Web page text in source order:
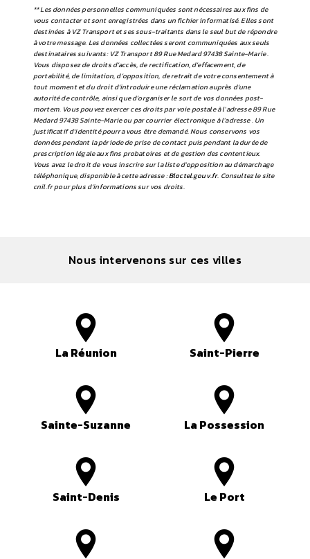
** Les données personnelles communiquées sont nécessaires aux fins de
vous contacter et sont enregistrées dans un fichier informatisé. Elles sont
destinées à VZ Transport et ses sous-traitants dans le seul but de répondre
à votre message. Les données collectées seront communiquées aux seuls
destinataires suivants: VZ Transport 89 Rue Medard 97438 Sainte-Marie .
Vous disposez de droits d’accès, de rectification, d’effacement, de
portabilité, de limitation, d’opposition, de retrait de votre consentement à
tout moment et du droit d’introduire une réclamation auprès d’une
autorité de contrôle, ainsi que d’organiser le sort de vos données post-
mortem. Vous pouvez exercer ces droits par voie postale à l'adresse 89 Rue
Medard 97438 Sainte-Marie ou par courrier électronique à l'adresse . Un
justificatif d'identité pourra vous être demandé. Nous conservons vos
données pendant la période de prise de contact puis pendant la durée de
prescription légale aux fins probatoires et de gestion des contentieux.
Vous avez le droit de vous inscrire sur la liste d'opposition au démarchage
téléphonique, disponible à cette adresse :Bloctel.gouv.fr. Consultez le site
cnil.fr pour plus d’informations sur vos droits.
Nous intervenons sur ces villes
La Réunion Saint-Pierre
Sainte-Suzanne La Possession
Saint-Denis Le Port